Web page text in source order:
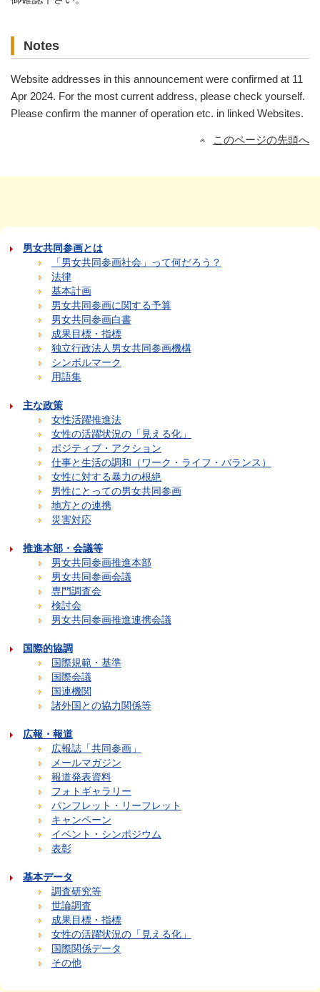
Notes
Website addresses in this announcement were confirmed at 11
Apr 2024. For the most current address, please check yourself.
Please confirm the manner of operation etc. in linked Websites.
このページの先頭へ